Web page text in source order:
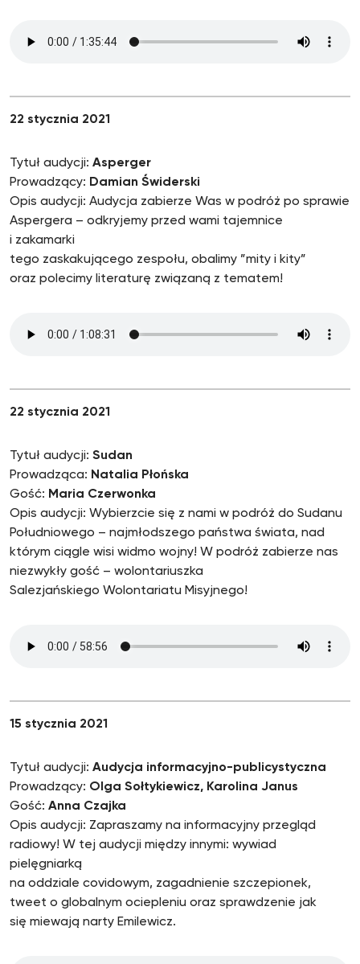
22 stycznia 2021
Tytuł audycji: Asperger
Prowadzący: Damian Świderski
Opis audycji: Audycja zabierze Was w podróż po sprawie
Aspergera – odkryjemy przed wami tajemnice
i zakamarki
tego zaskakującego zespołu, obalimy ”mity i kity”
oraz polecimy literaturę związaną z tematem!
22 stycznia 2021
Tytuł audycji: Sudan
Prowadząca: Natalia Płońska
Gość: Maria Czerwonka
Opis audycji: Wybierzcie się z nami w podróż do Sudanu
Południowego – najmłodszego państwa świata, nad
którym ciągle wisi widmo wojny! W podróż zabierze nas
niezwykły gość – wolontariuszka
Salezjańskiego Wolontariatu Misyjnego!
15 stycznia 2021
Tytuł audycji: Audycja informacyjno-publicystyczna
Prowadzący: Olga Sołtykiewicz, Karolina Janus
Gość: Anna Czajka
Opis audycji: Zapraszamy na informacyjny przegląd
radiowy! W tej audycji między innymi: wywiad
pielęgniarką
na oddziale covidowym, zagadnienie szczepionek,
tweet o globalnym ociepleniu oraz sprawdzenie jak
się miewają narty Emilewicz.